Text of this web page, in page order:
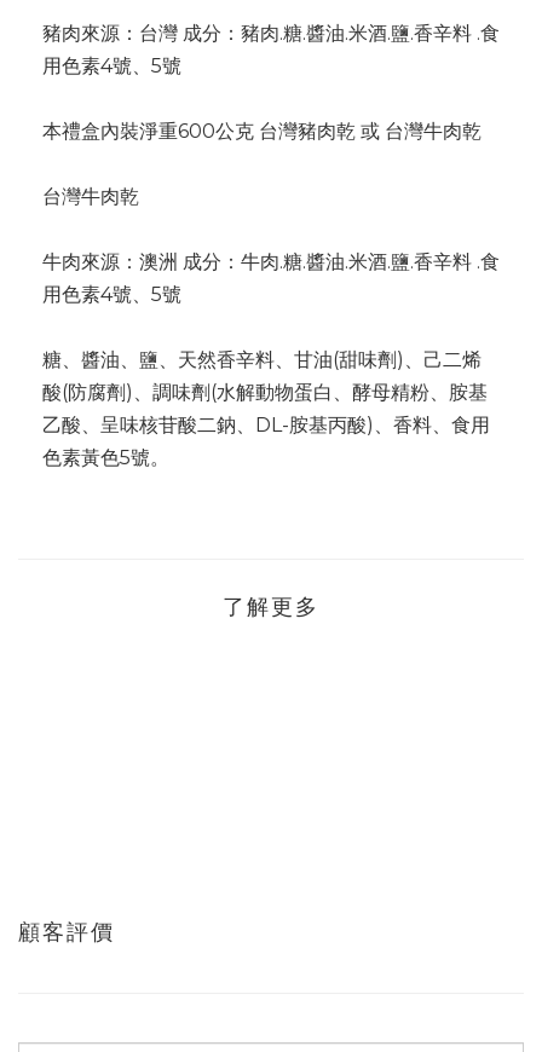
豬肉來源：台灣 成分：豬肉.糖.醬油.米酒.鹽.香辛料 .食
用色素4號、5號
本禮盒內裝淨重600公克 台灣豬肉乾 或 台灣牛肉乾
台灣牛肉乾
牛肉來源：澳洲 成分：牛肉.糖.醬油.米酒.鹽.香辛料 .食
用色素4號、5號
糖、醬油、鹽、天然香辛料、甘油(甜味劑)、己二烯
酸(防腐劑)、調味劑(水解動物蛋白、酵母精粉、胺基
乙酸、呈味核苷酸二鈉、DL-胺基丙酸)、香料、食用
色素黃色5號。
了解更多
顧客評價